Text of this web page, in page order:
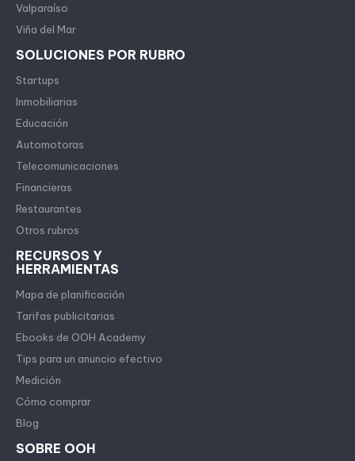
Valparaíso
Viña del Mar
SOLUCIONES POR RUBRO
Startups
Inmobiliarias
Educación
Automotoras
Telecomunicaciones
Financieras
Restaurantes
Otros rubros
RECURSOS Y
HERRAMIENTAS
Mapa de planificación
Tarifas publicitarias
Ebooks de OOH Academy
Tips para un anuncio efectivo
Medición
Cómo comprar
Blog
SOBRE OOH